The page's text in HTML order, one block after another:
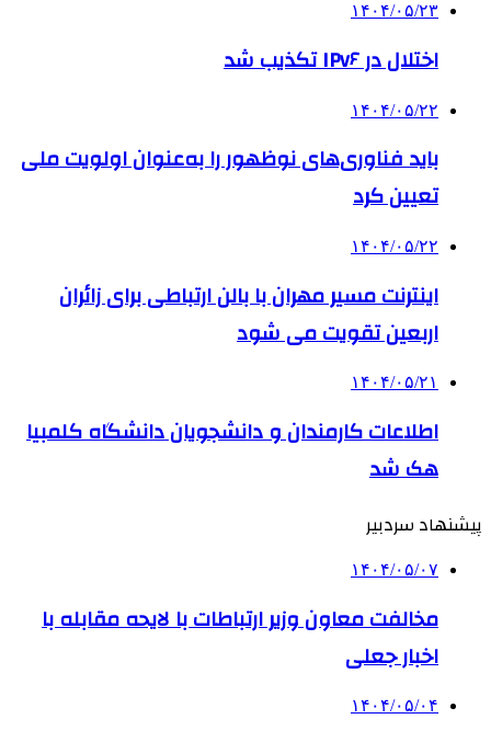
۱۴۰۴/۰۵/۲۳
اختلال در IPv۶ تکذیب شد
۱۴۰۴/۰۵/۲۲
باید فناوری‌های نوظهور را به‌عنوان اولویت ملی
تعیین کرد
۱۴۰۴/۰۵/۲۲
اینترنت مسیر مهران با بالن ارتباطی برای زائران
اربعین تقویت می شود
۱۴۰۴/۰۵/۲۱
اطلاعات کارمندان و دانشجویان دانشگاه کلمبیا
هک شد
پیشنهاد سردبیر
۱۴۰۴/۰۵/۰۷
مخالفت معاون وزیر ارتباطات با لایحه مقابله با
اخبار جعلی
۱۴۰۴/۰۵/۰۴